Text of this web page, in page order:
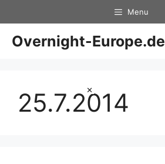
×
Inhalt
springen
Menu
Overnight-Europe.de
25.7.2014